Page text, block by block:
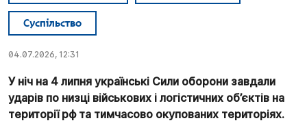
Суспільство
04.07.2026, 12:31
У ніч на 4 липня українські Сили оборони завдали
ударів по низці військових і логістичних об’єктів на
території рф та тимчасово окупованих територіях.